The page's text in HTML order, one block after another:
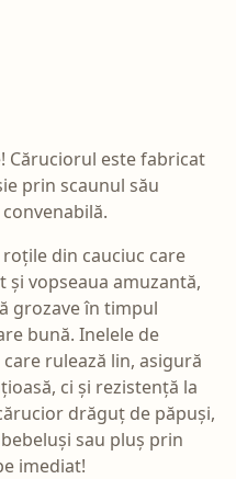
Căruciorul este fabricat
prin scaunul său
din cauciuc care
vopseaua amuzantă,
grozave în timpul
bună. Inelele de
rulează lin, asigură
ci și rezistență la
drăguț de păpuși,
sau pluș prin
imediat!